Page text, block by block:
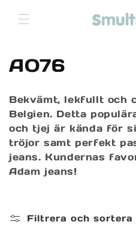
till
P
o
d
u
k
s
AO76
Bekvämt, lekfullt och
Belgien. Detta
och tjej är kända för
tröjor samt perfekt
jeans. Kundernas
Adam jeans!
Filtrera och sortera